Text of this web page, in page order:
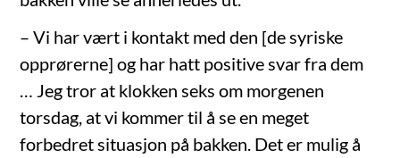
– Vi har vært i kontakt med den [de syriske
opprørerne] og har hatt positive svar fra dem
… Jeg tror at klokken seks om morgenen
torsdag, at vi kommer til å se en meget
forbedret situasjon på bakken. Det er mulig å